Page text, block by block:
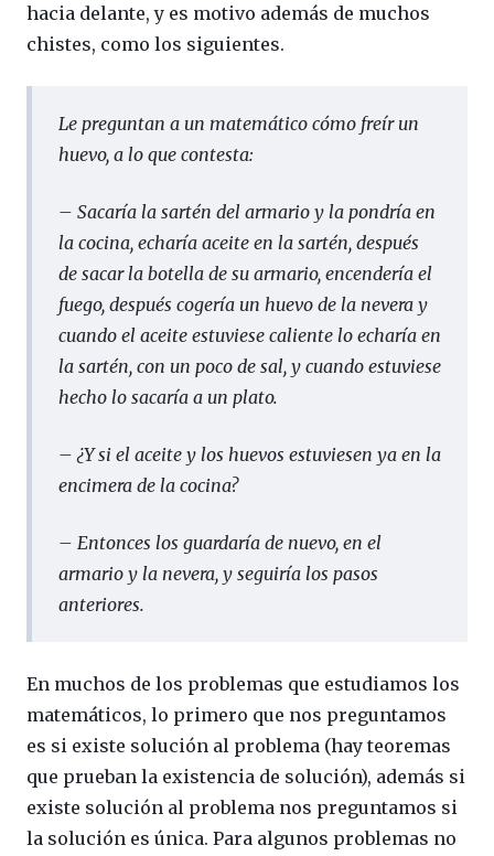
hacia delante, y es motivo además de muchos
chistes, como los siguientes.
Le preguntan a un matemático cómo freír un
huevo, a lo que contesta:
– Sacaría la sartén del armario y la pondría en
la cocina, echaría aceite en la sartén, después
de sacar la botella de su armario, encendería el
fuego, después cogería un huevo de la nevera y
cuando el aceite estuviese caliente lo echaría en
la sartén, con un poco de sal, y cuando estuviese
hecho lo sacaría a un plato.
– ¿Y si el aceite y los huevos estuviesen ya en la
encimera de la cocina?
– Entonces los guardaría de nuevo, en el
armario y la nevera, y seguiría los pasos
anteriores.
En muchos de los problemas que estudiamos los
matemáticos, lo primero que nos preguntamos
es si existe solución al problema (hay teoremas
que prueban la existencia de solución), además si
existe solución al problema nos preguntamos si
la solución es única. Para algunos problemas no